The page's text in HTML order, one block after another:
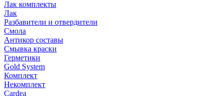
Лак комплекты
Лак
Разбавители и отвердители
Смола
Антикор составы
Смывка краски
Герметики
Gold System
Комплект
Некомплект
Cardea